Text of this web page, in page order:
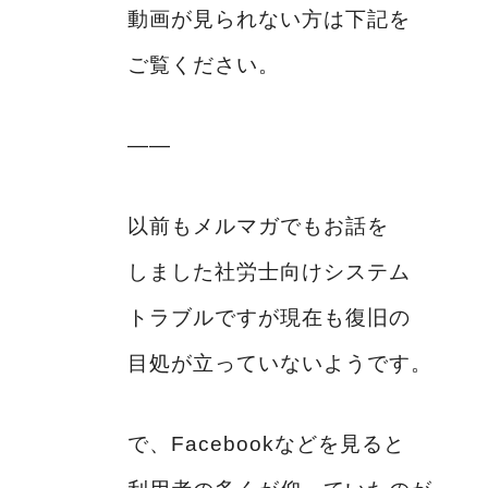
動画が見られない方は下記を
ご覧ください。
――
以前もメルマガでもお話を
しました社労士向けシステム
トラブルですが現在も復旧の
目処が立っていないようです。
で、Facebookなどを見ると